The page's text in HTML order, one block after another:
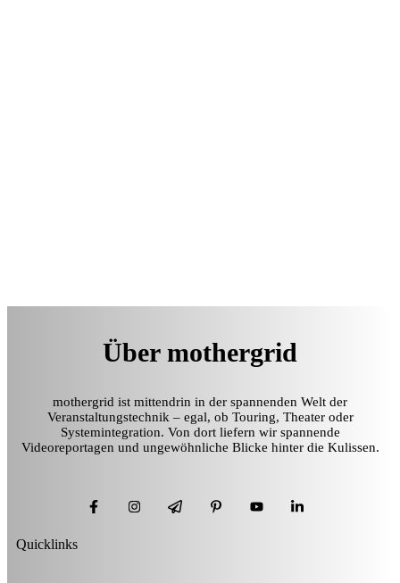
Über mothergrid
mothergrid ist mittendrin in der spannenden Welt der
Veranstaltungstechnik – egal, ob Touring, Theater oder
Systemintegration. Von dort liefern wir spannende
Videoreportagen und ungewöhnliche Blicke hinter die Kulissen.
Quicklinks